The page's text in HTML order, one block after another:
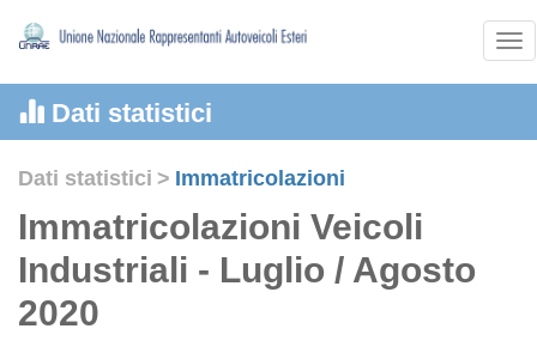
Dati statistici
Dati statistici > Immatricolazioni
Immatricolazioni Veicoli
Industriali - Luglio / Agosto
2020